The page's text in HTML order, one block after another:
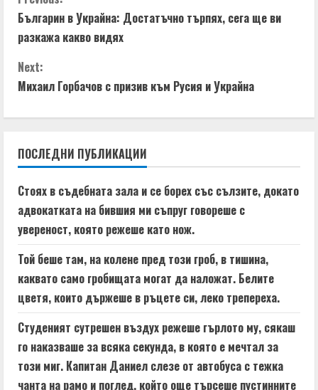
o
n
t
i
n
u
e
R
e
a
d
i
Българин в Украйна: Достатъчно търпях, сега ще ви
разкажа какво видях
Next:
Михаил Горбачов с призив към Русия и Украйна
ПОСЛЕДНИ ПУБЛИКАЦИИ
Стоях в съдебната зала и се борех със сълзите, докато
адвокатката на бившия ми съпруг говореше с
увереност, която режеше като нож.
Той беше там, на колене пред този гроб, в тишина,
каквато само гробищата могат да наложат. Белите
цветя, които държеше в ръцете си, леко трепереха.
Студеният сутрешен въздух режеше гърлото му, сякаш
го наказваше за всяка секунда, в която е мечтал за
този миг. Капитан Даниел слезе от автобуса с тежка
чанта на рамо и поглед, който още търсеше пустинните